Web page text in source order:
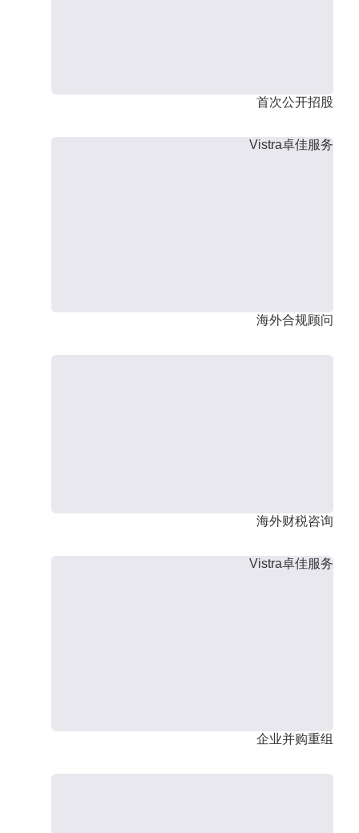
首次公开招股
Vistra卓佳服务
海外合规顾问
海外财税咨询
Vistra卓佳服务
企业并购重组